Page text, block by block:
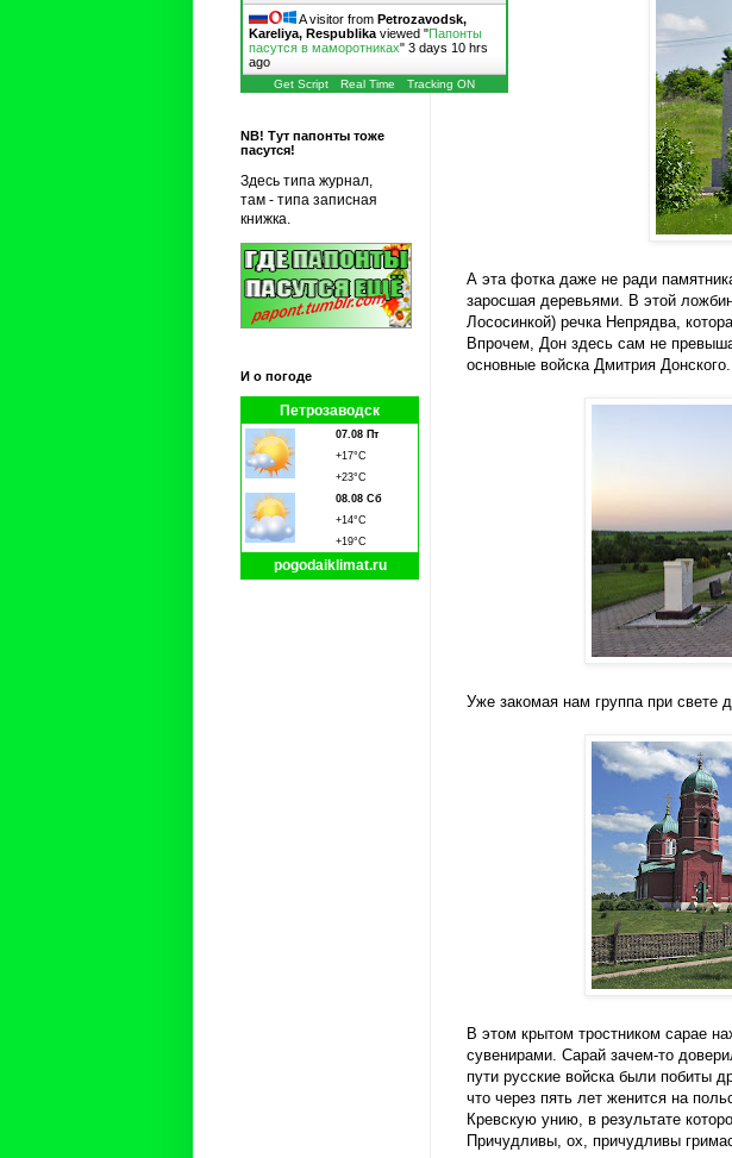
А эта фотка даже не ради
заросшая деревьями. В этой
Лососинкой) речка Непрядва,
Впрочем, Дон здесь сам не
основные войска Дмитрия Донского.
Уже закомая нам группа при свете
В этом крытом тростником сарае
сувенирами. Сарай зачем-то
пути русские войска были побиты
что через пять лет женится на
Кревскую унию, в результате
Причудливы, ох, причудливы
A visitor from Petrozavodsk,
Kareliya, Respublika viewed "Папонты
пасутся в маморотниках" 3 days 10 hrs
ago
Get Script Real Time Tracking ON
NB! Тут папонты тоже
пасутся!
Здесь типа журнал,
там - типа записная
книжка.
И о погоде
Петрозаводск
07.08 Пт
+17°C
+23°C
08.08 Сб
+14°C
+19°C
pogodaiklimat.ru